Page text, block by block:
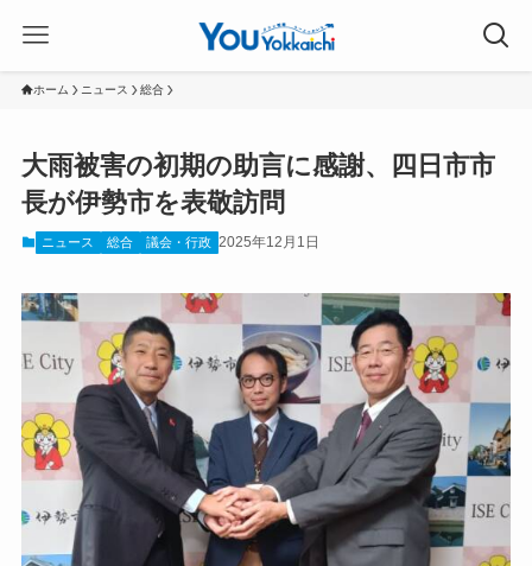
ホーム ニュース 総合
大雨被害の初期の助言に感謝、四日市市
長が伊勢市を表敬訪問
ニュース 総合 議会・行政 2025年12月1日